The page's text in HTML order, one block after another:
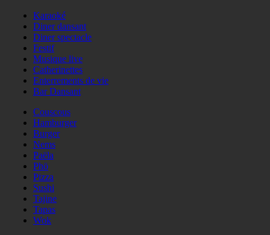
Karaoké
Diner dansant
Diner spectacle
Festif
Musique live
Catherinettes
Enterrements de vie
Bar Dansant
Couscous
Hamburger
Burger
Nems
Paëla
Phö
Pizza
Sushi
Tajine
Tapas
Wok